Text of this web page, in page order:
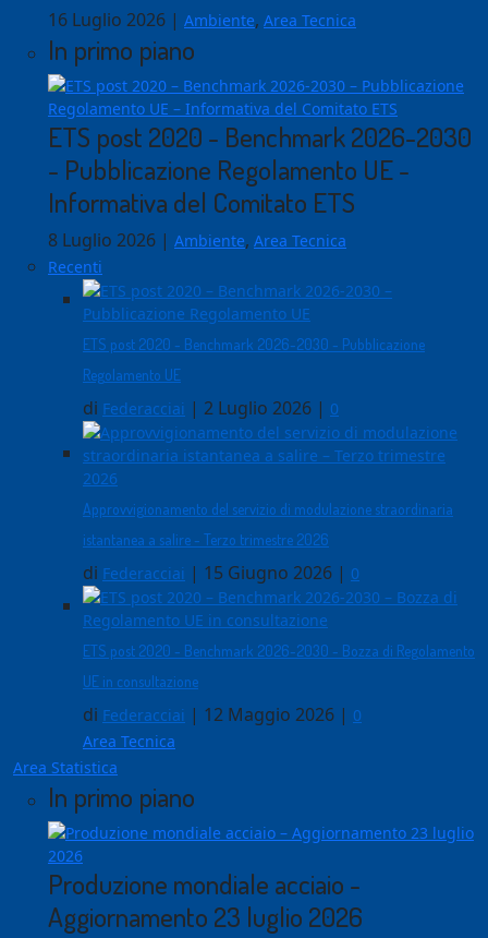
16 Luglio 2026 | Ambiente, Area Tecnica
In primo piano
ETS post 2020 - Benchmark 2026-2030
- Pubblicazione Regolamento UE -
Informativa del Comitato ETS
8 Luglio 2026 | Ambiente, Area Tecnica
Recenti
ETS post 2020 - Benchmark 2026-2030 - Pubblicazione
Regolamento UE
di Federacciai | 2 Luglio 2026 | 0
Approvvigionamento del servizio di modulazione straordinaria
istantanea a salire - Terzo trimestre 2026
di Federacciai | 15 Giugno 2026 | 0
ETS post 2020 - Benchmark 2026-2030 - Bozza di Regolamento
UE in consultazione
di Federacciai | 12 Maggio 2026 | 0
Area Tecnica
Area Statistica
In primo piano
Produzione mondiale acciaio -
Aggiornamento 23 luglio 2026